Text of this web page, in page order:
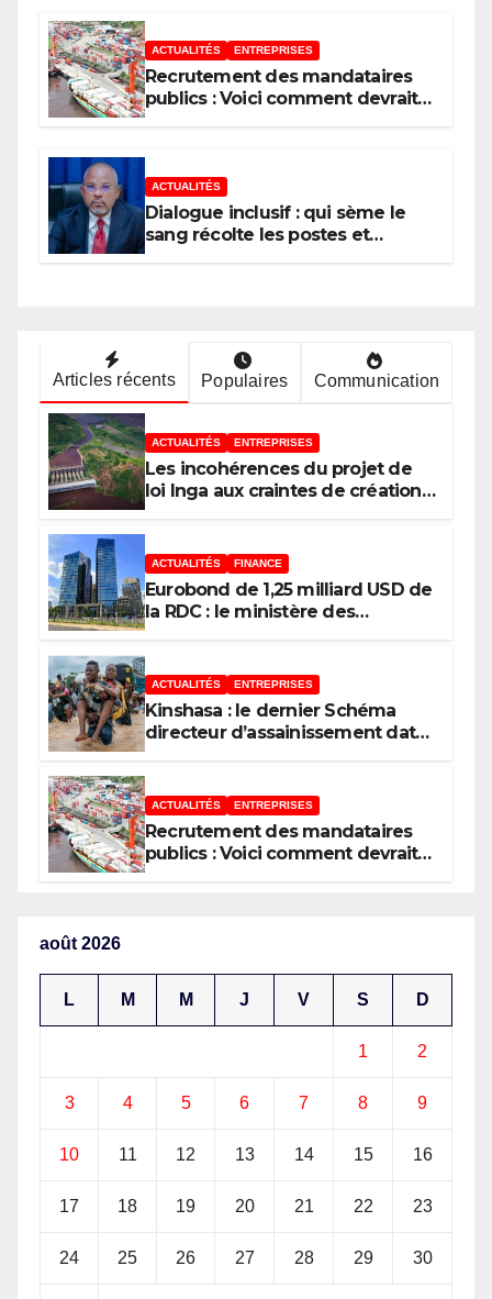
ACTUALITÉS ENTREPRISES
Recrutement des mandataires
publics : Voici comment devrait
ACTUALITÉS
Dialogue inclusif : qui sème le
sang récolte les postes et
Articles récents Populaires Communication
ACTUALITÉS ENTREPRISES
Les incohérences du projet de
loi Inga aux craintes de création
législateur Congolais !
ACTUALITÉS FINANCE
Eurobond de 1,25 milliard USD de
la RDC : le ministère des
ACTUALITÉS ENTREPRISES
Kinshasa : le dernier Schéma
directeur d’assainissement date
ACTUALITÉS ENTREPRISES
Recrutement des mandataires
publics : Voici comment devrait
août 2026
L M M J V S D
1 2
3 4 5 6 7 8 9
10 11 12 13 14 15 16
17 18 19 20 21 22 23
24 25 26 27 28 29 30